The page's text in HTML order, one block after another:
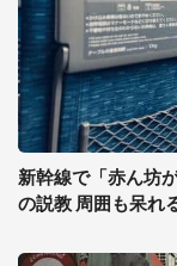
新幹線で「赤ん坊
の説教 周囲も呆れ